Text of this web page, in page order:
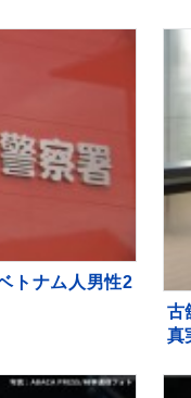
トナム人男性2
古
真